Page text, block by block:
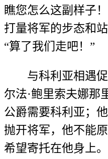
瞧您怎么这副样子
打量将军的步态和
“算了我们走吧！”
与科利亚相遇
尔法·鲍里索夫娜那
公爵需要科利亚；
抛开将军，他不能
希望寄托在他身上